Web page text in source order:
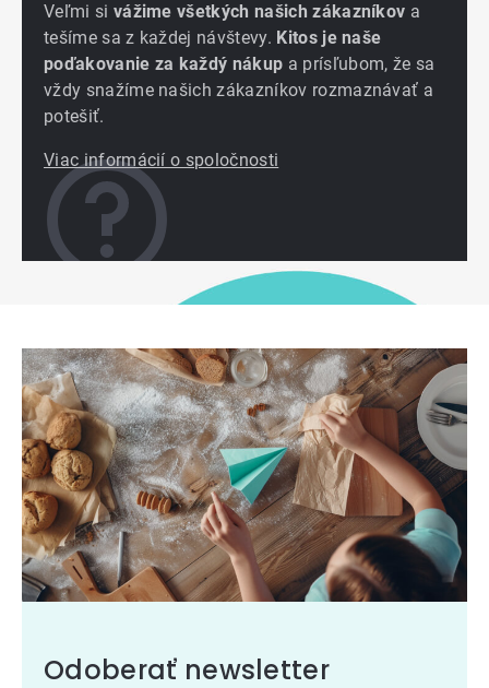
Veľmi si vážime všetkých našich zákazníkov a
tešíme sa z každej návštevy. Kitos je naše
poďakovanie za každý nákup a prísľubom, že sa
vždy snažíme našich zákazníkov rozmaznávať a
potešiť.
Viac informácií o spoločnosti
Odoberať newsletter